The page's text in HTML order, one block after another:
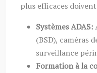
plus efficaces
Systèmes ADAS:
(BSD), caméras
surveillance
Formation à la